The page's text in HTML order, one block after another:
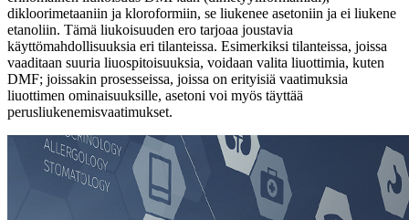
dikloorimetaaniin ja kloroformiin, se liukenee asetoniin ja ei liukene
etanoliin. Tämä liukoisuuden ero tarjoaa joustavia
käyttömahdollisuuksia eri tilanteissa. Esimerkiksi tilanteissa, joissa
vaaditaan suuria liuospitoisuuksia, voidaan valita liuottimia, kuten
DMF; joissakin prosesseissa, joissa on erityisiä vaatimuksia
liuottimen ominaisuuksille, asetoni voi myös täyttää
perusliukenemisvaatimukset.